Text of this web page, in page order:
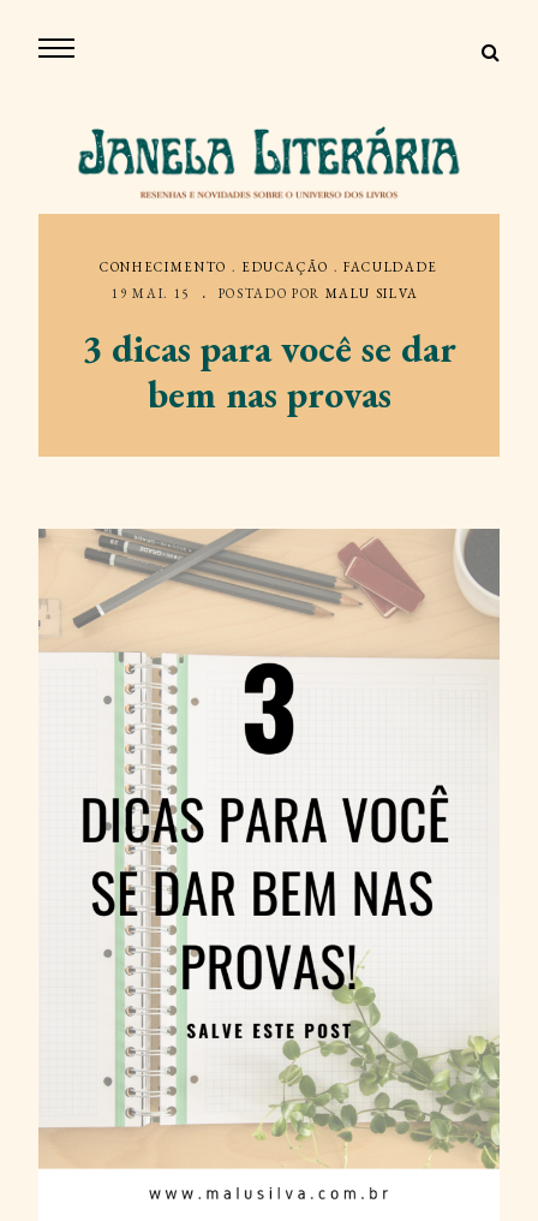
CONHECIMENTO . EDUCAÇÃO .FACULDADE
19 MAI. 15
POSTADO POR MALU SILVA
3 dicas para você se dar
bem nas provas